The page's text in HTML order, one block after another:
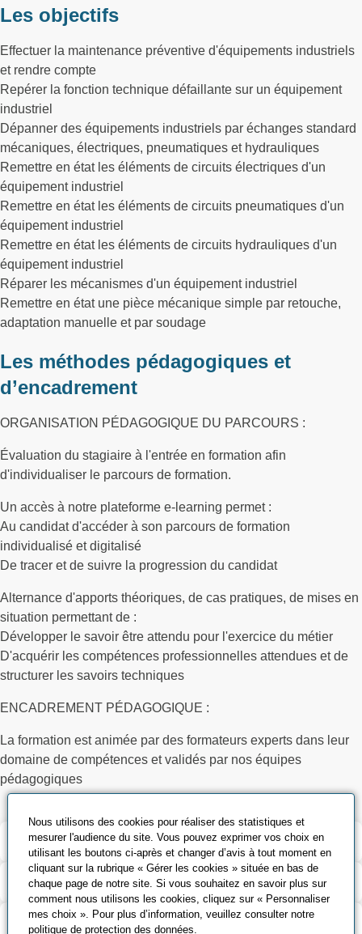
Les objectifs
Effectuer la maintenance préventive d'équipements industriels
et rendre compte
Repérer la fonction technique défaillante sur un équipement
industriel
Dépanner des équipements industriels par échanges standard
mécaniques, électriques, pneumatiques et hydrauliques
Remettre en état les éléments de circuits électriques d'un
équipement industriel
Remettre en état les éléments de circuits pneumatiques d'un
équipement industriel
Remettre en état les éléments de circuits hydrauliques d'un
équipement industriel
Réparer les mécanismes d'un équipement industriel
Remettre en état une pièce mécanique simple par retouche,
adaptation manuelle et par soudage
Les méthodes pédagogiques et
d’encadrement
ORGANISATION PÉDAGOGIQUE DU PARCOURS :
Évaluation du stagiaire à l'entrée en formation afin
d'individualiser le parcours de formation.
Un accès à notre plateforme e-learning permet :
Au candidat d'accéder à son parcours de formation
individualisé et digitalisé
De tracer et de suivre la progression du candidat
Alternance d'apports théoriques, de cas pratiques, de mises en
situation permettant de :
Développer le savoir être attendu pour l'exercice du métier
D'acquérir les compétences professionnelles attendues et de
structurer les savoirs techniques
ENCADREMENT PÉDAGOGIQUE :
La formation est animée par des formateurs experts dans leur
domaine de compétences et validés par nos équipes
pédagogiques
Validation et certification
Outils pédagogiques
Contenu de la formation
Nous utilisons des cookies pour réaliser des statistiques et
mesurer l'audience du site. Vous pouvez exprimer vos choix en
utilisant les boutons ci-après et changer d’avis à tout moment en
cliquant sur la rubrique « Gérer les cookies » située en bas de
chaque page de notre site. Si vous souhaitez en savoir plus sur
comment nous utilisons les cookies, cliquez sur « Personnaliser
mes choix ». Pour plus d’information, veuillez consulter notre
politique de protection des données